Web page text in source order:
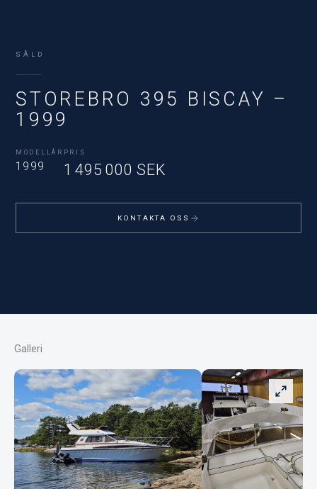
SÅLD
STOREBRO 395 BISCAY –
1999
MODELLÅR
1999
PRIS
1 495 000 SEK
KONTAKTA OSS
Galleri